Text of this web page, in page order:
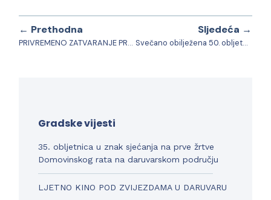
← Prethodna
PRIVREMENO ZATVARANJE PROMETA U CENTRU GRADA U SKLOPU TWO DAYS ROCKABILLY PLAYS FESTIVALA u Daruvaru
Sljedeća →
Svečano obilježena 50. obljetnica djelovanja plesne skupine Dolanka
Gradske vijesti
35. obljetnica u znak sjećanja na prve žrtve
Domovinskog rata na daruvarskom području
LJETNO KINO POD ZVIJEZDAMA U DARUVARU